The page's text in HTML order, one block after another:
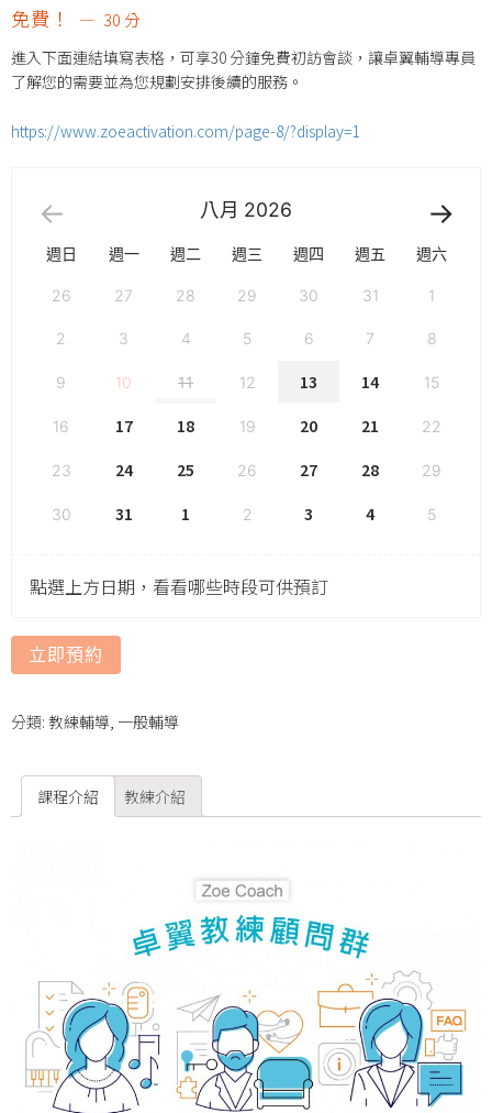
免費！ 30 分
進入下面連結填寫表格，可享30 分鐘免費初訪會談，讓卓翼輔導專員
了解您的需要並為您規劃安排後續的服務。
https://www.zoeactivation.com/page-8/?display=1
八月 2026
週日 週一 週二 週三 週四 週五 週六
26 27 28 29 30 31 1
2 3 4 5 6 7 8
9 10 11 12 13 14 15
16 17 18 19 20 21 22
23 24 25 26 27 28 29
30 31 1 2 3 4 5
點選上方日期，看看哪些時段可供預訂
立即預約
分類: 教練輔導, 一般輔導
課程介紹 教練介紹